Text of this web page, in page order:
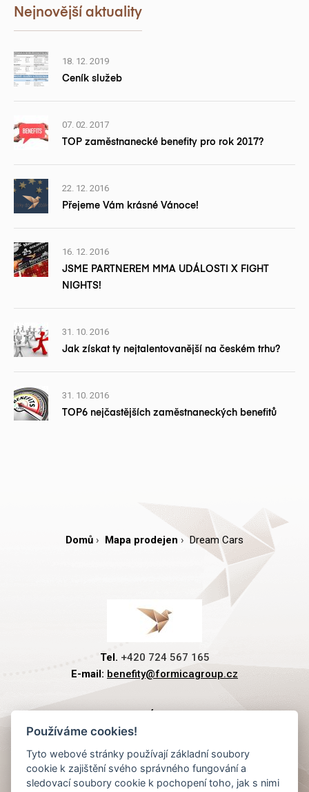
Nejnovější aktuality
18. 12. 2019
Ceník služeb
07. 02. 2017
TOP zaměstnanecké benefity pro rok 2017?
22. 12. 2016
Přejeme Vám krásné Vánoce!
16. 12. 2016
JSME PARTNEREM MMA UDÁLOSTI X FIGHT
NIGHTS!
31. 10. 2016
Jak získat ty nejtalentovanější na českém trhu?
31. 10. 2016
TOP6 nejčastějších zaměstnaneckých benefitů
Domů Mapa prodejen Dream Cars
Tel. +420 724 567 165
E-mail: benefity@formicagroup.cz
RYCHLÁ NAVIGACE
Používáme cookies!
Tyto webové stránky používají základní soubory
cookie k zajištění svého správného fungování a
sledovací soubory cookie k pochopení toho, jak s nimi